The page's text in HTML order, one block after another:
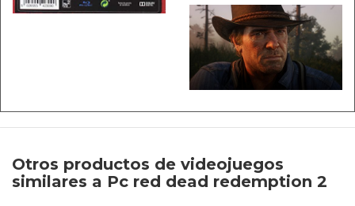
Otros productos de videojuegos
similares a Pc red dead redemption 2